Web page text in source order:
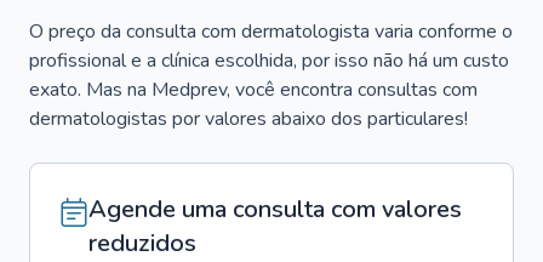
O preço da consulta com dermatologista varia conforme o
profissional e a clínica escolhida, por isso não há um custo
exato. Mas na Medprev, você encontra consultas com
dermatologistas por valores abaixo dos particulares!
Agende uma consulta com valores
reduzidos